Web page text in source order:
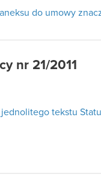
do umowy
nr 21/2011
tekstu